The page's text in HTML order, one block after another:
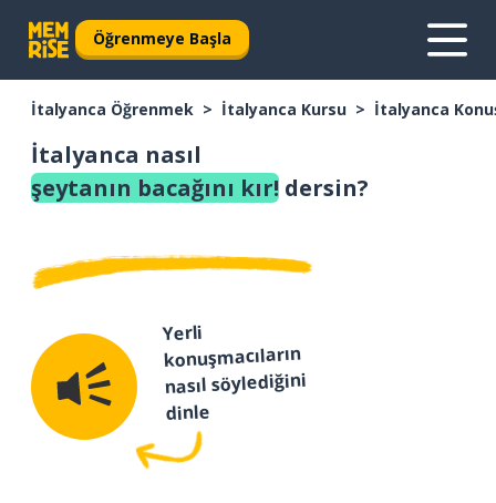
Öğrenmeye Başla
İtalyanca Öğrenmek İtalyanca Kursu İtalyanca
İtalyanca nasıl
şeytanın bacağını kır! dersin?
Yerli
konuşmacıların
nasıl söylediğini
dinle